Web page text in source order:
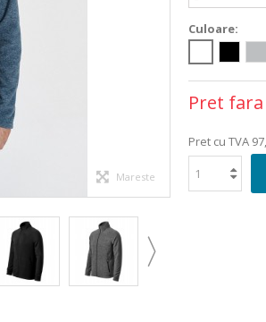
Mareste
Culoare:
Pret fara
Pret cu TVA